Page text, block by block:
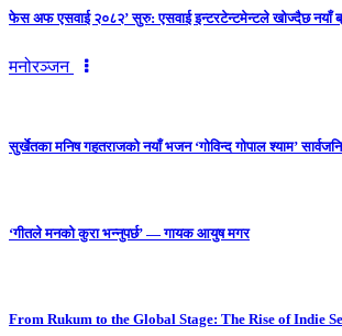
फेस अफ एसवाई २०८२’ सुरु: एसवाई इन्टरटेन्टमेन्टले खोज्दैछ नयाँ
मनोरञ्जन
सुर्खेतका मनिष गहतराजको नयाँ भजन ‘गोविन्द गोपाल श्याम’
‘गीतले मनको कुरा भन्नुपर्छ’ — गायक आयुष मगर
From Rukum to the Global Stage: The Rise of Indie